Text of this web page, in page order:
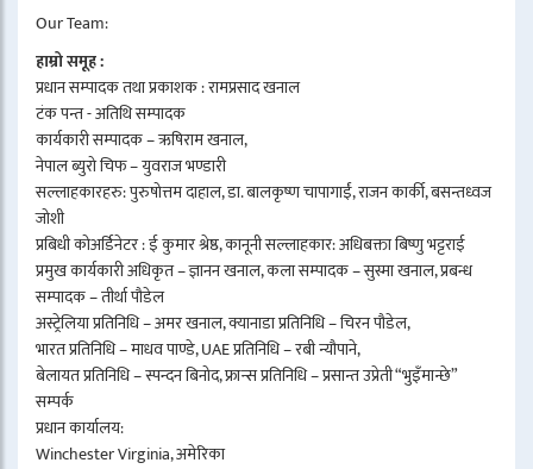
Our Team:
हाम्रो समूह :
प्रधान सम्पादक तथा प्रकाशक : रामप्रसाद खनाल
टंक पन्त - अतिथि सम्पादक
कार्यकारी सम्पादक – ऋषिराम खनाल,
नेपाल ब्युरो चिफ – युवराज भण्डारी
सल्लाहकारहरु: पुरुषोत्तम दाहाल, डा. बालकृष्ण चापागाईं, राजन कार्की, बसन्तध्वज
जोशी
प्रबिधी कोअर्डिनेटर : ई कुमार श्रेष्ठ, कानूनी सल्लाहकार: अधिबक्ता बिष्णु भट्टराई
प्रमुख कार्यकारी अधिकृत – ज्ञानन खनाल, कला सम्पादक – सुस्मा खनाल, प्रबन्ध
सम्पादक – तीर्था पौडेल
अस्ट्रेलिया प्रतिनिधि – अमर खनाल, क्यानाडा प्रतिनिधि – चिरन पौडेल,
भारत प्रतिनिधि – माधव पाण्डे, UAE प्रतिनिधि – रबी न्यौपाने,
बेलायत प्रतिनिधि – स्पन्दन बिनोद, फ्रान्स प्रतिनिधि – प्रसान्त उप्रेती “भुइँमान्छे”
सम्पर्क
प्रधान कार्यालय:
Winchester Virginia, अमेरिका